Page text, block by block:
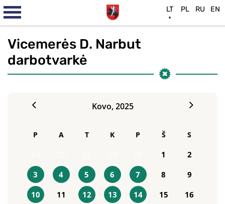
Vicemerės D. Narbut
darbotvarkė
Kovo, 2025
P A T K P Š S
1
2
3
4 5 6 7 8
9
10
11 12 13 14 15
16
LT PL RU EN